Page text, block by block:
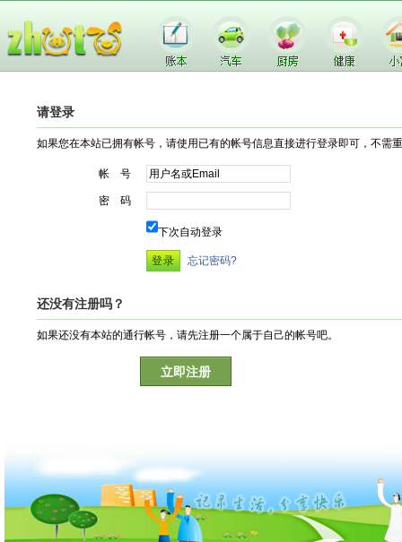
请登录
如果您在本站已拥有帐号，请使用已有的帐号信息直接进行登录即可，不需
帐 号
密 码
下次自动登录
忘记密码?
还没有注册吗？
如果还没有本站的通行帐号，请先注册一个属于自己的帐号吧。
立即注册